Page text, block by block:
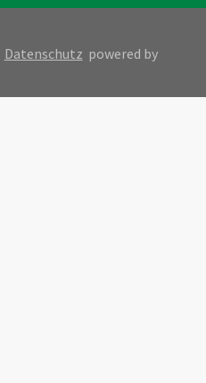
Datenschutz powered by